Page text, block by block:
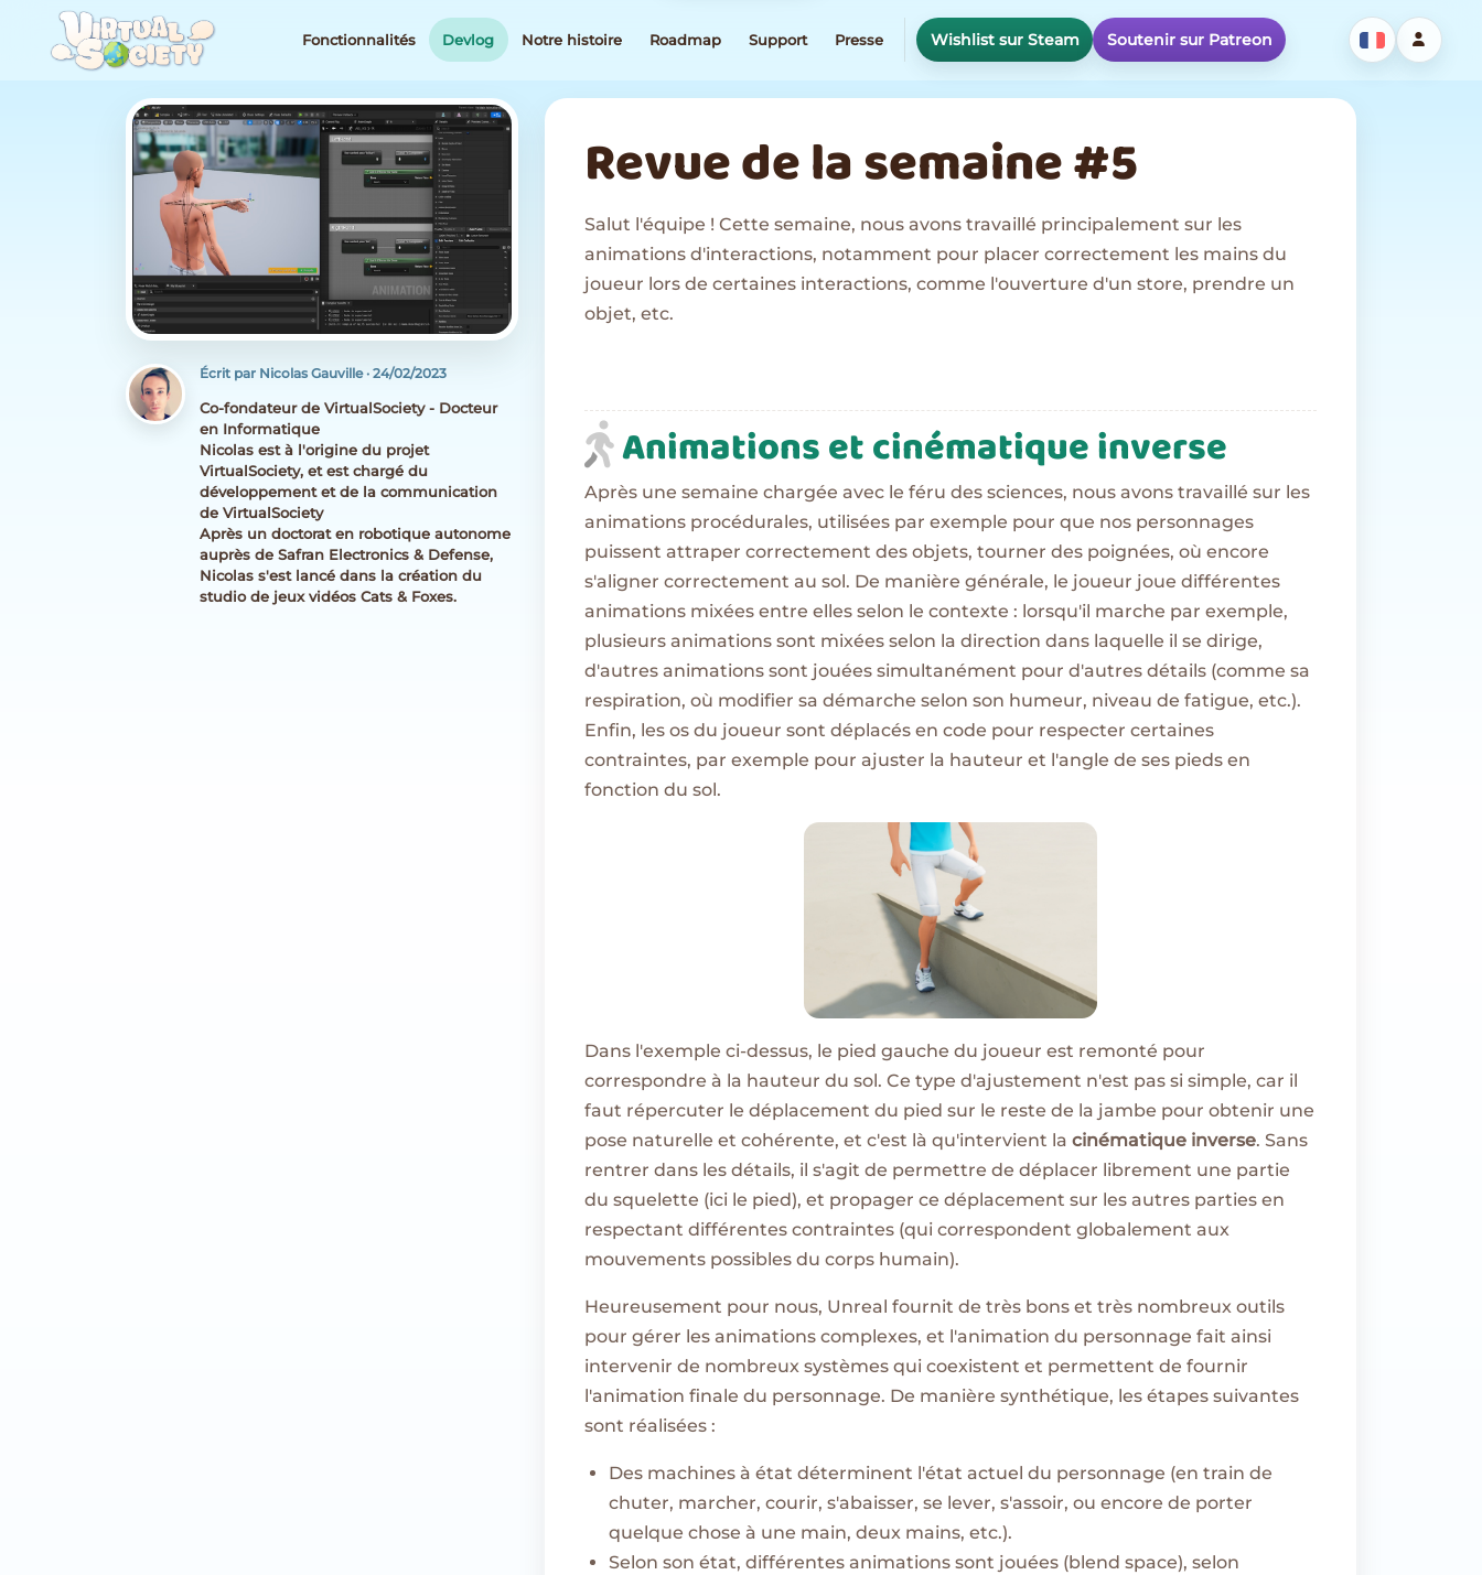
Fonctionnalités Devlog Notre histoire Roadmap Support Presse Wishlist sur Steam Soutenir sur Patreon
Écrit par Nicolas Gauville· 24/02/2023
Co-fondateur de VirtualSociety - Docteur
en Informatique
Nicolas est à l'origine du projet
VirtualSociety, et est chargé du
développement et de la communication
de VirtualSociety
Après un doctorat en robotique autonome
auprès de Safran Electronics & Defense,
Nicolas s'est lancé dans la création du
studio de jeux vidéos Cats & Foxes.
Revue de la semaine #5
Salut l'équipe ! Cette semaine, nous avons travaillé principalement sur les
animations d'interactions, notamment pour placer correctement les mains du
joueur lors de certaines interactions, comme l'ouverture d'un store, prendre un
objet, etc.
Animations et cinématique inverse
Après une semaine chargée avec le féru des sciences, nous avons travaillé sur les
animations procédurales, utilisées par exemple pour que nos personnages
puissent attraper correctement des objets, tourner des poignées, où encore
s'aligner correctement au sol. De manière générale, le joueur joue différentes
animations mixées entre elles selon le contexte : lorsqu'il marche par exemple,
plusieurs animations sont mixées selon la direction dans laquelle il se dirige,
d'autres animations sont jouées simultanément pour d'autres détails (comme sa
respiration, où modifier sa démarche selon son humeur, niveau de fatigue, etc.).
Enfin, les os du joueur sont déplacés en code pour respecter certaines
contraintes, par exemple pour ajuster la hauteur et l'angle de ses pieds en
fonction du sol.
Dans l'exemple ci-dessus, le pied gauche du joueur est remonté pour
correspondre à la hauteur du sol. Ce type d'ajustement n'est pas si simple, car il
faut répercuter le déplacement du pied sur le reste de la jambe pour obtenir une
pose naturelle et cohérente, et c'est là qu'intervient la cinématique inverse. Sans
rentrer dans les détails, il s'agit de permettre de déplacer librement une partie
du squelette (ici le pied), et propager ce déplacement sur les autres parties en
respectant différentes contraintes (qui correspondent globalement aux
mouvements possibles du corps humain).
Heureusement pour nous, Unreal fournit de très bons et très nombreux outils
pour gérer les animations complexes, et l'animation du personnage fait ainsi
intervenir de nombreux systèmes qui coexistent et permettent de fournir
l'animation finale du personnage. De manière synthétique, les étapes suivantes
sont réalisées :
Des machines à état déterminent l'état actuel du personnage (en train de
chuter, marcher, courir, s'abaisser, se lever, s'assoir, ou encore de porter
quelque chose à une main, deux mains, etc.).
Selon son état, différentes animations sont jouées (blend space), selon